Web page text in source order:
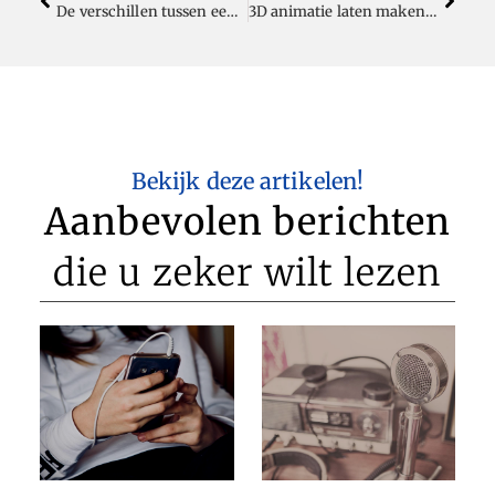
De verschillen tussen een tussenpersoon en een hypotheekadviseur 3D animatie laten maken: een krachtig communicatiemiddel
Bekijk deze artikelen!
Aanbevolen berichten
die u zeker wilt lezen